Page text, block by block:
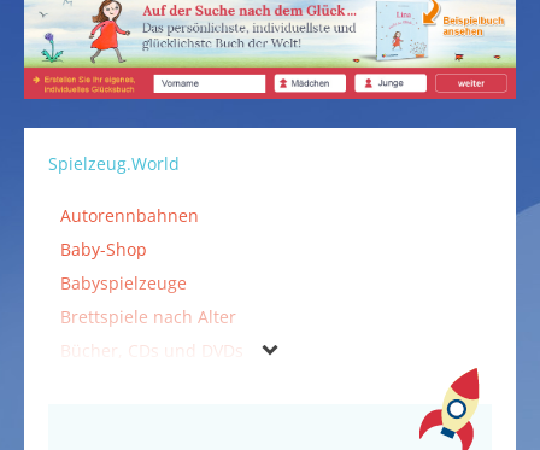
Spielzeug.World
Autorennbahnen
Baby-Shop
Babyspielzeuge
Brettspiele nach Alter
Bücher, CDs und DVDs